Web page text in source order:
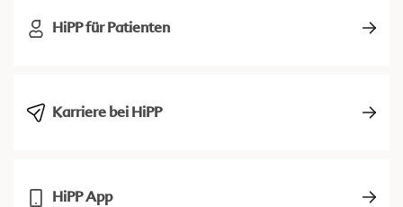
HiPP für Patienten
Karriere bei HiPP
HiPP App